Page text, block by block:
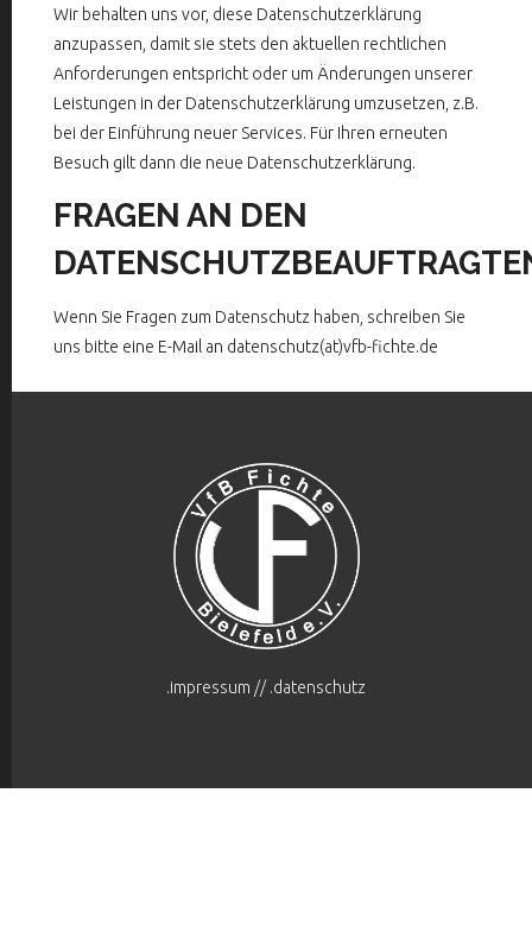
Wir behalten uns vor, diese Datenschutzerklärung
anzupassen, damit sie stets den aktuellen rechtlichen
Anforderungen entspricht oder um Änderungen unserer
Leistungen in der Datenschutzerklärung umzusetzen, z.B.
bei der Einführung neuer Services. Für Ihren erneuten
Besuch gilt dann die neue Datenschutzerklärung.
FRAGEN AN DEN
Wenn Sie Fragen zum Datenschutz haben, schreiben Sie
uns bitte eine E-Mail an datenschutz(at)vfb-fichte.de
.impressum //.datenschutz